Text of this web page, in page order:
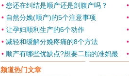
• 您还在纠结是顺产还是剖腹产吗？
• 自然分娩(顺产)的5个注意事项
• 让孕妇顺利生产的6个动作
• 减轻和缓解分娩疼痛的8个方法
• 顺产有哪些优缺点?想要二胎的准妈最
频道热门文章